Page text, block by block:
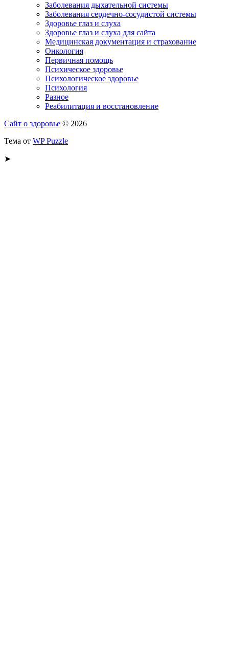
Заболевания дыхательной системы
Заболевания сердечно-сосудистой системы
Здоровье глаз и слуха
Здоровье глаз и слуха для сайта
Медицинская документация и страхование
Онкология
Первичная помощь
Психическое здоровье
Психологическое здоровье
Психология
Разное
Реабилитация и восстановление
Сайт о здоровье © 2026
Тема от WP Puzzle
➤